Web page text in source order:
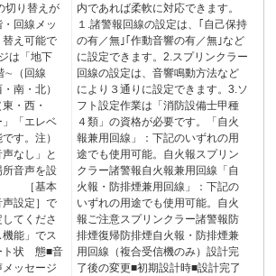
切り替えが
回線メッ
え可能で
は「地下
∼（回線
南・北）
・西・
「エレベ
す。注）
なし」と
音声を設
［基本
設定］で
してくださ
能」でス
ト状 態■音
ッセージ
内であれば柔軟に対応できます。
１.諸警報回線の設定は、｢自己保持
の有／無｣｢作動音響の有／無｣など
に設定できます。2.スプリンクラー
回線の設定は、音響鳴動方法など
により３通りに設定できます。3.ソ
フト設定作業は「消防設備士甲種
４類」の資格が必要です。「自火
報兼用回線」：下記のいずれの用
途でも使用可能。自火報スプリン
クラー諸警報自火報兼用回線「自
火報・防排煙兼用回線」：下記の
いずれの用途でも使用可能。自火
報ご注意スプリンクラー諸警報防
排煙復帰防排煙自火報・防排煙兼
用回線（複合受信機のみ）設計完
了後の変更■初期設計時■設計完了